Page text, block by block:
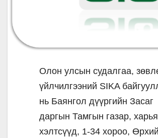
Олон улсын судалгаа,
үйлчилгээний SIKA
нь Баянгол дүүргийн Засаг
даргын Тамгын газар,
хэлтсүүд, 1-34 хороо,